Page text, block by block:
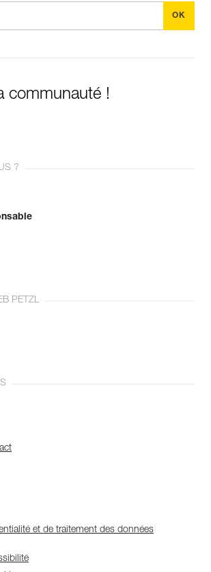
communauté !
?
PETZL
et de traitement des données